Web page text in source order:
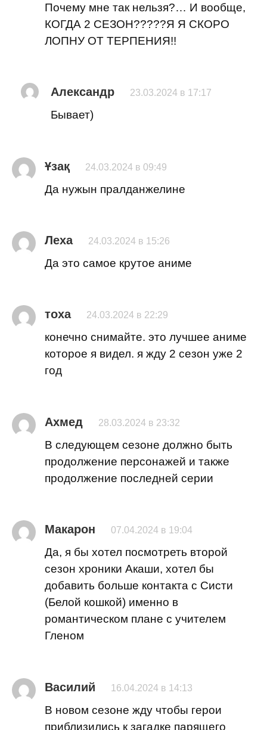
Почему мне так нельзя?… И вообще,
КОГДА 2 СЕЗОН?????Я Я СКОРО
ЛОПНУ ОТ ТЕРПЕНИЯ!!
Александр 23.03.2024 в 17:17
Бывает)
Ұзақ 24.03.2024 в 09:49
Да нужын пралданжелине
Леха 24.03.2024 в 15:26
Да это самое крутое аниме
тоха 24.03.2024 в 22:29
конечно снимайте. это лучшее аниме
которое я видел. я жду 2 сезон уже 2
год
Ахмед 28.03.2024 в 23:32
В следующем сезоне должно быть
продолжение персонажей и также
продолжение последней серии
Макарон 07.04.2024 в 19:04
Да, я бы хотел посмотреть второй
сезон хроники Акаши, хотел бы
добавить больше контакта с Систи
(Белой кошкой) именно в
романтическом плане с учителем
Гленом
Василий 16.04.2024 в 14:13
В новом сезоне жду чтобы герои
приблизились к загадке парящего